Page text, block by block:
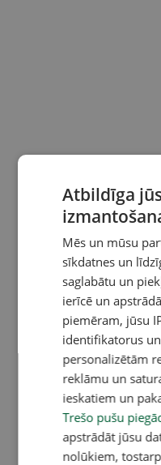
Atbildīga
Mēs un mūsu
sīkdatnes un
saglabātu un
ierīcē un
piemēram, jūsu
identifikatorus
personalizētām
reklāmu un
ieskatiem un
Trešo pušu
apstrādāt jūsu
nolūkiem,